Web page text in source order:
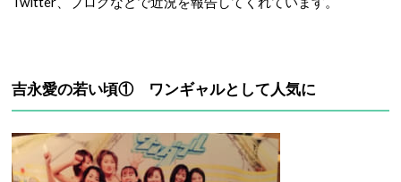
吉永愛の若い頃① ワンギャルとして人気に